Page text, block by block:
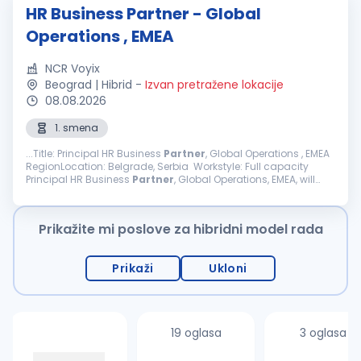
HR Business Partner - Global
Operations , EMEA
NCR Voyix
Beograd | Hibrid - Izvan pretražene lokacije
08.08.2026
1. smena
...Title: Principal HR Business Partner, Global Operations , EMEA
RegionLocation: Belgrade, Serbia Workstyle: Full capacity
Principal HR Business Partner, Global Operations, EMEA, will
Prikažite mi poslove za hibridni model rada
Prikaži Ukloni
19 oglasa 3 oglasa